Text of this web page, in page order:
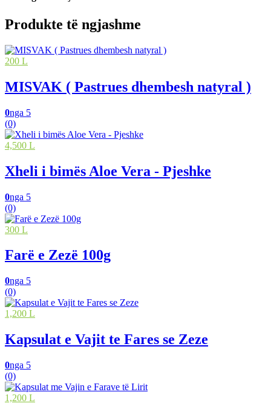
Produkte të ngjashme
200 L
MISVAK ( Pastrues dhembesh natyral )
0nga 5
(0)
4,500 L
Xheli i bimës Aloe Vera - Pjeshke
0nga 5
(0)
300 L
Farë e Zezë 100g
0nga 5
(0)
1,200 L
Kapsulat e Vajit te Fares se Zeze
0nga 5
(0)
1,200 L